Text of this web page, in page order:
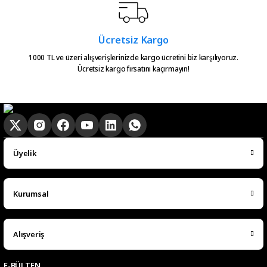
Urun takibiniz cok guzel. Urunu
alinca tum asamalar mail olatak
bilgilendirme yapiliyor ve ayni
gun kargoya verilmesini
E... E... | 20/05/2026
Ürün güzel
hasan aslan | 03/04/2026
Hızlıca elime ulaştı
emre hasdemir | 15/03/2026
Çok hızlı bir şekilde elimize ulaştı
çok teşekkür ederim
Ücretsiz Kargo
1000 TL ve üzeri alışverişlerinizde kargo ücretini biz karşılıyoruz.
Ücretsiz kargo fırsatını kaçırmayın!
Üyelik
Kurumsal
Alışveriş